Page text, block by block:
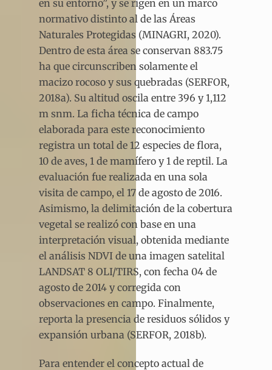
en su entorno”, y se rigen en un marco
normativo distinto al de las Áreas
Naturales Protegidas (MINAGRI, 2020).
Dentro de esta área se conservan 883.75
ha que circunscriben solamente el
macizo rocoso y sus quebradas (SERFOR,
2018a). Su altitud oscila entre 396 y 1,112
m snm. La ficha técnica de campo
elaborada para este reconocimiento
registra un total de 12 especies de flora,
10 de aves, 1 de mamífero y 1 de reptil. La
evaluación fue realizada en una sola
visita de campo, el 17 de agosto de 2016.
Asimismo, la delimitación de la cobertura
vegetal se realizó con base en una
interpretación visual, obtenida mediante
el análisis NDVI de una imagen satelital
LANDSAT 8 OLI/TIRS, con fecha 04 de
agosto de 2014 y corregida con
observaciones en campo. Finalmente,
reporta la presencia de residuos sólidos y
expansión urbana (SERFOR, 2018b).
Para entender el concepto actual de